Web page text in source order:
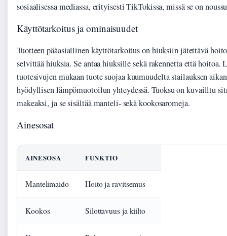
sosiaalisessa mediassa, erityisesti TikTokissa, missä se on
Käyttötarkoitus ja ominaisuudet
Tuotteen pääasiallinen käyttötarkoitus on hiuksiin jätettävä
selvittää hiuksia. Se antaa hiuksille sekä rakennetta että hoitoa.
tuotesivujen mukaan tuote suojaa kuumuudelta stailauksen
hyödyllisen lämpömuotoilun yhteydessä. Tuoksu on kuvailltu
makeaksi, ja se sisältää manteli- sekä kookosaromeja.
Ainesosat
AINESOSA FUNKTIO
Mantelimaido Hoito ja ravitsemus
Kookos Silottavuus ja kiilto